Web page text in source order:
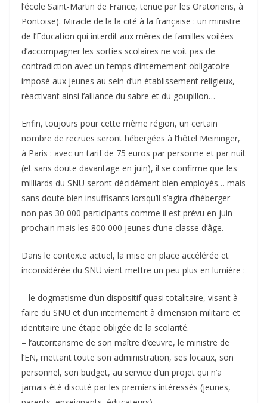
l’école Saint-Martin de France, tenue par les Oratoriens, à
Pontoise). Miracle de la laïcité à la française : un ministre
de l’Education qui interdit aux mères de familles voilées
d’accompagner les sorties scolaires ne voit pas de
contradiction avec un temps d’internement obligatoire
imposé aux jeunes au sein d’un établissement religieux,
réactivant ainsi l’alliance du sabre et du goupillon…
Enfin, toujours pour cette même région, un certain
nombre de recrues seront hébergées à l’hôtel Meininger,
à Paris : avec un tarif de 75 euros par personne et par nuit
(et sans doute davantage en juin), il se confirme que les
milliards du SNU seront décidément bien employés… mais
sans doute bien insuffisants lorsqu’il s’agira d’héberger
non pas 30 000 participants comme il est prévu en juin
prochain mais les 800 000 jeunes d’une classe d’âge.
Dans le contexte actuel, la mise en place accélérée et
inconsidérée du SNU vient mettre un peu plus en lumière :
– le dogmatisme d’un dispositif quasi totalitaire, visant à
faire du SNU et d’un internement à dimension militaire et
identitaire une étape obligée de la scolarité.
– l’autoritarisme de son maître d’œuvre, le ministre de
l’EN, mettant toute son administration, ses locaux, son
personnel, son budget, au service d’un projet qui n’a
jamais été discuté par les premiers intéressés (jeunes,